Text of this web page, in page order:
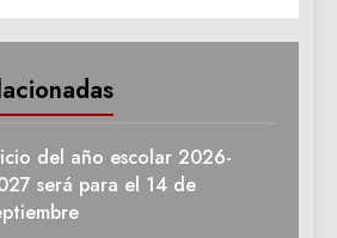
del año escolar 2026-
será para el 14 de